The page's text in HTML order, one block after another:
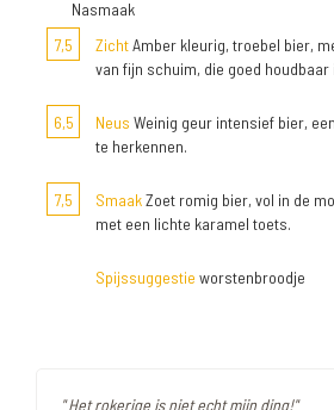
Nasmaak
7,5
ZichtAmber kleurig, troebel bier,
van fijn schuim, die goed houdbaar
6,5 Neus Weinig geur intensief bier,
te herkennen.
7,5 SmaakZoet romig bier, vol in de
met een lichte karamel toets.
Spijssuggestie worstenbroodje
" Het rokerige is niet echt mijn ding!"